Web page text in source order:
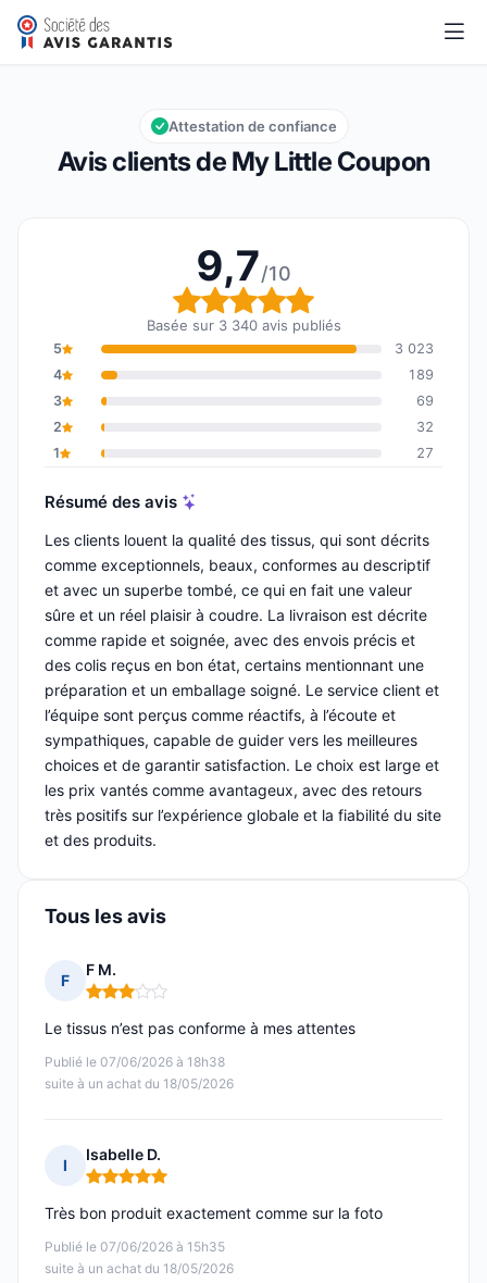
My Little Coupon
Note globale : 9,7 sur 10
9,7/10
Avis clients de My Little Coupon
Attestation de confiance
9,7/10
Note globale : 9,7 sur
Basée sur 3 340 avis publiés
5
3 023
4
189
3
69
2
32
1
27
Résumé des avis
Les clients louent la qualité des tissus, qui sont décrits
comme exceptionnels, beaux, conformes au descriptif
et avec un superbe tombé, ce qui en fait une valeur
sûre et un réel plaisir à coudre. La livraison est décrite
comme rapide et soignée, avec des envois précis et
des colis reçus en bon état, certains mentionnant une
préparation et un emballage soigné. Le service client et
l’équipe sont perçus comme réactifs, à l’écoute et
sympathiques, capable de guider vers les meilleures
choices et de garantir satisfaction. Le choix est large et
les prix vantés comme avantageux, avec des retours
très positifs sur l’expérience globale et la fiabilité du site
et des produits.
Tous les avis
F
F M.
Note : 3 sur 5
Publié le 07/06/2026 à 18h38
suite à un achat du 18/05/2026
Le tissus n’est pas conforme à mes attentes
I
Isabelle D.
Note : 5 sur 5
Publié le 07/06/2026 à 15h35
suite à un achat du 18/05/2026
Très bon produit exactement comme sur la foto